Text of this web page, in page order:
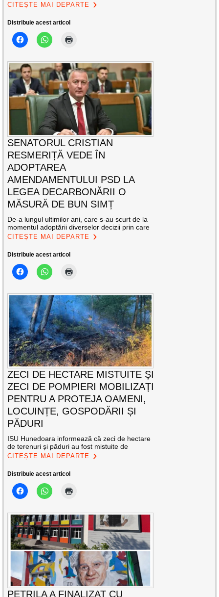
CITEȘTE MAI DEPARTE
Distribuie acest articol
SENATORUL CRISTIAN
RESMERIȚĂ VEDE ÎN
ADOPTAREA
AMENDAMENTULUI PSD LA
LEGEA DECARBONĂRII O
MĂSURĂ DE BUN SIMȚ
De-a lungul ultimilor ani, care s-au scurt de la
momentul adoptării diverselor decizii prin care
CITEȘTE MAI DEPARTE
Distribuie acest articol
ZECI DE HECTARE MISTUITE ȘI
ZECI DE POMPIERI MOBILIZAȚI
PENTRU A PROTEJA OAMENI,
LOCUINȚE, GOSPODĂRII ȘI
PĂDURI
ISU Hunedoara informează că zeci de hectare
de terenuri și păduri au fost mistuite de
CITEȘTE MAI DEPARTE
Distribuie acest articol
PETRILA A FINALIZAT CU